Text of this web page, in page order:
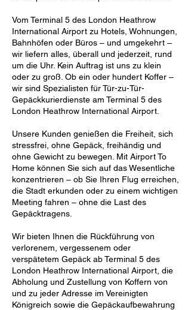
Vom Terminal 5 des London Heathrow
International Airport zu Hotels, Wohnungen,
Bahnhöfen oder Büros – und umgekehrt –
wir liefern alles, überall und jederzeit, rund
um die Uhr. Kein Auftrag ist uns zu klein
oder zu groß. Ob ein oder hundert Koffer –
wir sind Spezialisten für Tür-zu-Tür-
Gepäckkurierdienste am Terminal 5 des
London Heathrow International Airport.
Unsere Kunden genießen die Freiheit, sich
stressfrei, ohne Gepäck, freihändig und
ohne Gewicht zu bewegen. Mit Airport To
Home können Sie sich auf das Wesentliche
konzentrieren – ob Sie Ihren Flug erreichen,
die Stadt erkunden oder zu einem wichtigen
Meeting fahren – ohne die Last des
Gepäcktragens.
Wir bieten Ihnen die Rückführung von
verlorenem, vergessenem oder
verspätetem Gepäck ab Terminal 5 des
London Heathrow International Airport, die
Abholung und Zustellung von Koffern von
und zu jeder Adresse im Vereinigten
Königreich sowie die Gepäckaufbewahrung